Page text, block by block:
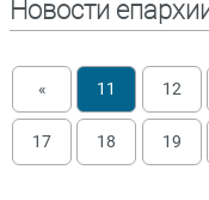
Новости
« 11 12
17 18 19